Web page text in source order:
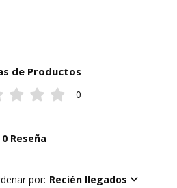
de Productos
0
0 Reseña
por: Recién llegados